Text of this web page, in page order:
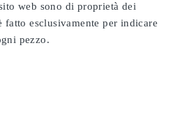
web sono di proprietà dei
esclusivamente per indicare
pezzo.